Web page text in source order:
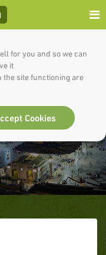
for you and so we can
it.
the site functioning are
Cookies
يا